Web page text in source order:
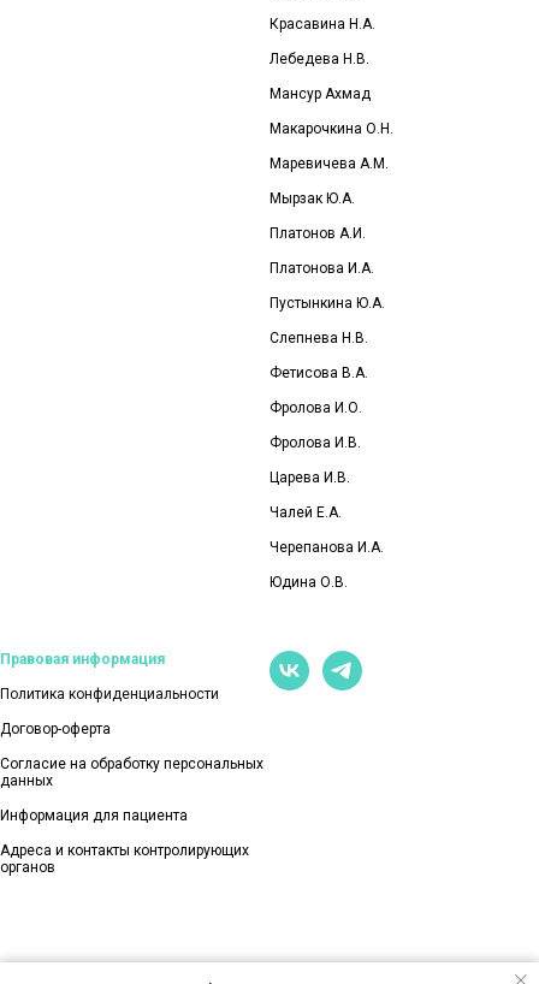
Красавина Н.А.
Лебедева Н.В.
Мансур Ахмад
Макарочкина О.Н.
Маревичева А.М.
Мырзак Ю.А.
Платонов А.И.
Платонова И.А.
Пустынкина Ю.А.
Слепнева Н.В.
Фетисова В.А.
Фролова И.О.
Фролова И.В.
Царева И.В.
Чалей Е.А.
Черепанова И.А.
Юдина О.В.
Правовая информация
Политика конфиденциальности
Договор-оферта
Согласие на обработку персональных
данных
Информация для пациента
Адреса и контакты контролирующих
органов